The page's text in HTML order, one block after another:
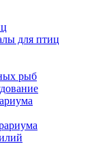
для птиц
рыб